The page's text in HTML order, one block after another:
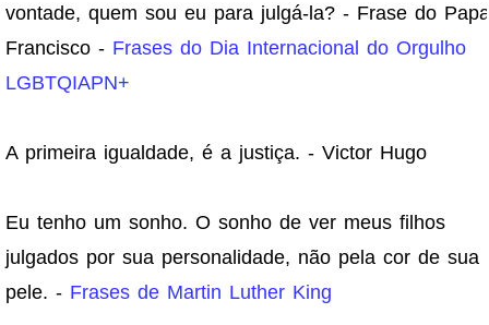
vontade, quem sou eu para julgá-la? - Frase do Papa
Francisco - Frases do Dia Internacional do Orgulho
LGBTQIAPN+
A primeira igualdade, é a justiça. - Victor Hugo
Eu tenho um sonho. O sonho de ver meus filhos
julgados por sua personalidade, não pela cor de sua
pele. - Frases de Martin Luther King